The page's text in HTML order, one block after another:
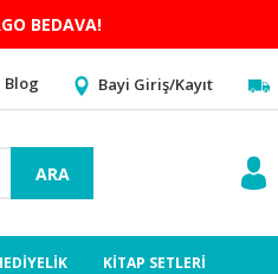
BEDAVA!
Blog Bayi Giriş/Kayıt
ARA
KİTAP SETLERİ